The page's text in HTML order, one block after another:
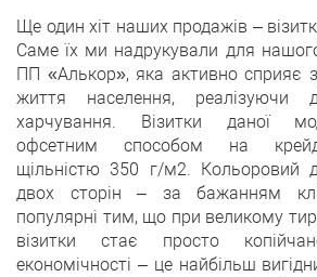
Ще один хіт наших продажів –
Саме їх ми надрукували для
ПП «Алькор», яка активно сприяє
життя населення, реалізуючи
харчування. Візитки даної
офсетним способом на
щільністю 350 г/м2. Кольоровий
двох сторін – за бажанням
популярні тим, що при великому
візитки стає просто
економічності – це найбільш